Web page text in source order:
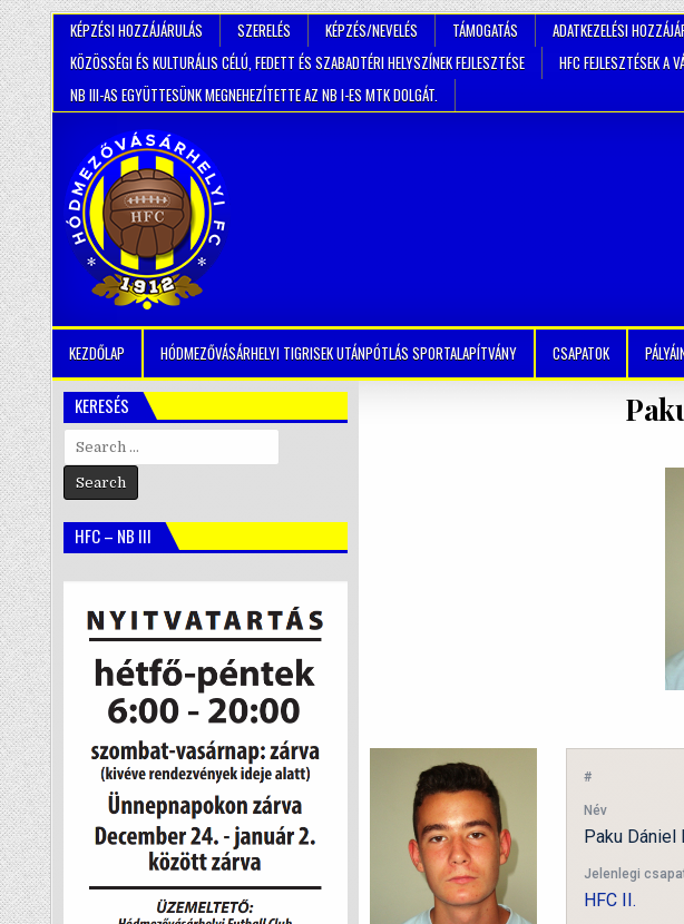
KÉPZÉSI HOZZÁJÁRULÁS SZERELÉS KÉPZÉS/NEVELÉS TÁMOGATÁS ADATKEZELÉSI
KÖZÖSSÉGI ÉS KULTURÁLIS CÉLÚ, FEDETT ÉS SZABADTÉRI HELYSZÍNEK FEJLESZTÉSE
HFC FEJLESZTÉSEK A
NB III-AS EGYÜTTESÜNK MEGNEHEZÍTETTE AZ NB I-ES MTK DOLGÁT.
KEZDŐLAP HÓDMEZŐVÁSÁRHELYI TIGRISEK UTÁNPÓTLÁS SPORTALAPÍTVÁNY CSAPATOK
#
Név
Paku Dániel
Jelenlegi
HFC II.
KERESÉS
Search
for:
HFC – NB III